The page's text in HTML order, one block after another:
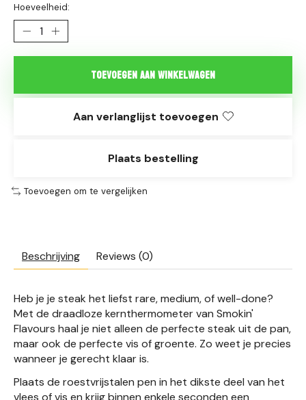
Hoeveelheid:
Toevoegen aan winkelwagen
Aan verlanglijst toevoegen
Plaats bestelling
Toevoegen om te vergelijken
Beschrijving Reviews (0)
Heb je je steak het liefst rare, medium, of well-done?
Met de draadloze kernthermometer van Smokin'
Flavours haal je niet alleen de perfecte steak uit de pan,
maar ook de perfecte vis of groente. Zo weet je precies
wanneer je gerecht klaar is.
Plaats de roestvrijstalen pen in het dikste deel van het